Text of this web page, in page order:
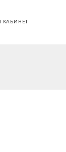
КАБИНЕТ